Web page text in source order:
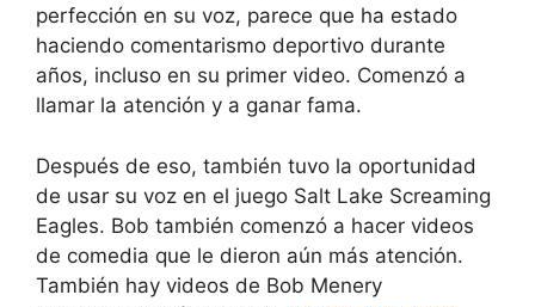
perfección en su voz, parece que ha estado
haciendo comentarismo deportivo durante
años, incluso en su primer video. Comenzó a
llamar la atención y a ganar fama.
Después de eso, también tuvo la oportunidad
de usar su voz en el juego Salt Lake Screaming
Eagles. Bob también comenzó a hacer videos
de comedia que le dieron aún más atención.
También hay videos de Bob Menery